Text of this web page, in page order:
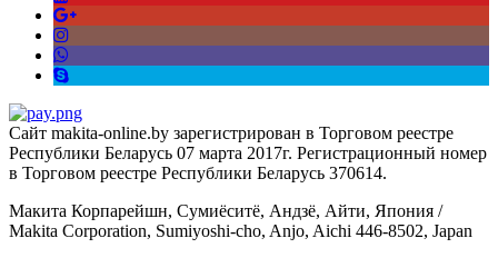
Сайт makita-online.by зарегистрирован в Торговом реестре
Республики Беларусь 07 марта 2017г. Регистрационный номер
в Торговом реестре Республики Беларусь 370614.
Макита Корпарейшн, Сумиёситё, Андзё, Айти, Япония /
Makita Corporation, Sumiyoshi-cho, Anjo, Aichi 446-8502, Japan